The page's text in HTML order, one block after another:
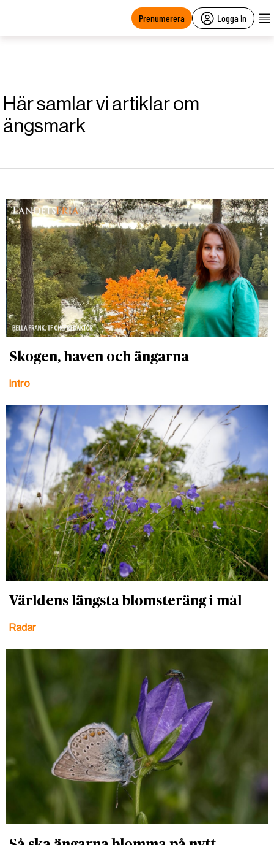
Prenumerera Logga in
Här samlar vi artiklar om
ängsmark
Skogen, haven och ängarna
Intro
Världens längsta blomsteräng i mål
Radar